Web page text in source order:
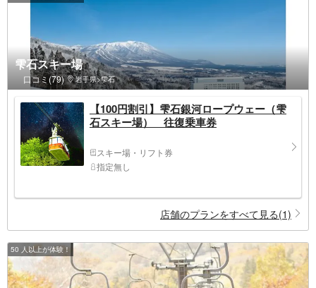
雫石スキー場
口コミ(79) 岩手県>雫石
【100円割引】雫石銀河ロープウェー（雫
石スキー場） 往復乗車券
スキー場・リフト券
指定無し
店舗のプランをすべて見る(1)
50 人以上が体験！